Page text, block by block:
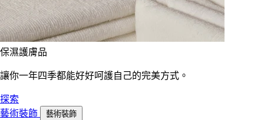
保濕護膚品
讓你一年四季都能好好呵護自己的完美方式。
探索
藝術裝飾
藝術裝飾